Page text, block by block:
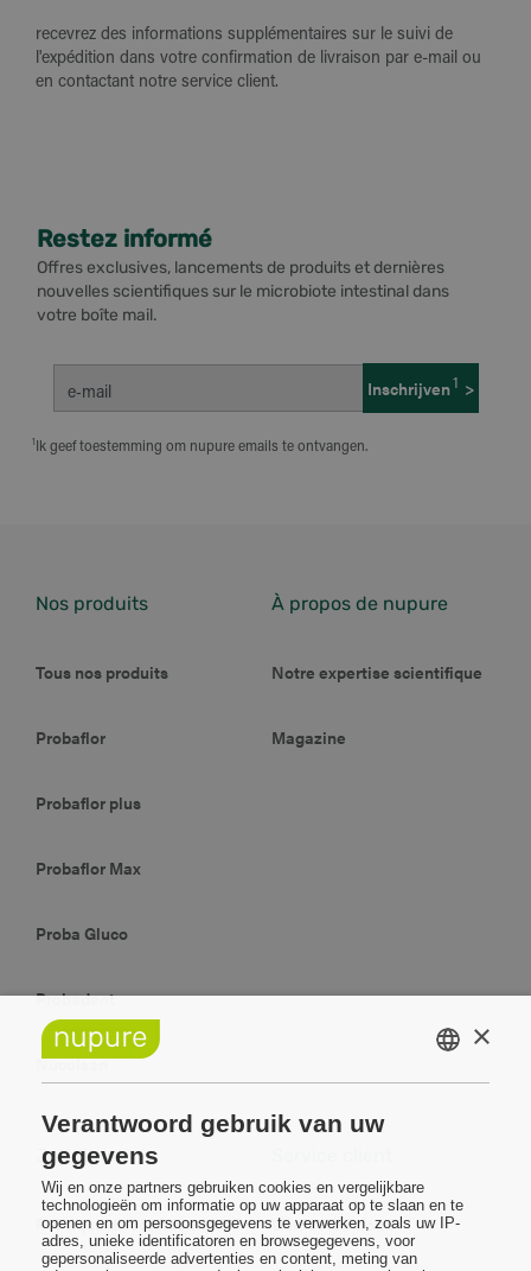
recevrez des informations supplémentaires sur le suivi de
l'expédition dans votre confirmation de livraison par e-mail ou
en contactant notre service client.
Restez informé
Offres exclusives, lancements de produits et dernières
nouvelles scientifiques sur le microbiote intestinal dans
votre boîte mail.
e‑mail Inschrijven1 >
Ik geef toestemming om nupure emails te ontvangen.
Nos produits
Tous nos produits
Probaflor
Probaflor plus
Probaflor Max
Proba Gluco
Probadent
Nucolsan
À propos de nupure
Notre expertise scientifique
Magazine
Juridique
Politique de confidentialité Contactez-nous
×
Verantwoord gebruik van uw
gegevens
Wij en onze partners gebruiken cookies en vergelijkbare
technologieën om informatie op uw apparaat op te slaan en te
openen en om persoonsgegevens te verwerken, zoals uw IP-
adres, unieke identificatoren en browsegegevens, voor
gepersonaliseerde advertenties en content, meting van